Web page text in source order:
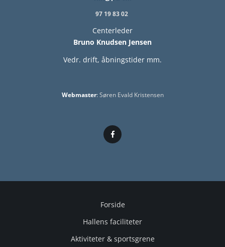
97 19 83 02
Centerleder
Bruno Knudsen Jensen
Vedr. drift, åbningstider mm.
Webmaster:Søren Evald Kristensen
Forside
Hallens faciliteter
Aktiviteter & sportsgrene